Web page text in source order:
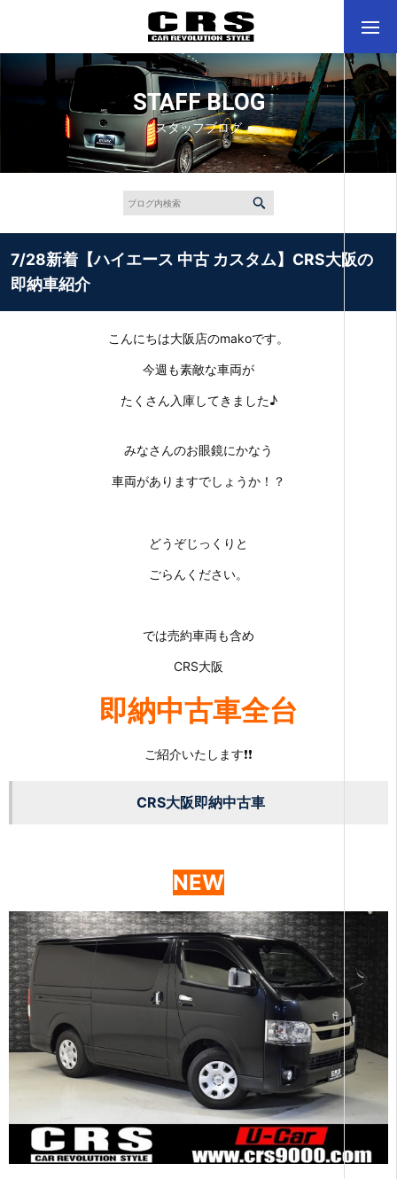
STAFF BLOG
スタッフブログ
7/28新着【ハイエース 中古 カスタム】CRS大阪の
即納車紹介
こんにちは大阪店のmakoです。
今週も素敵な車両が
たくさん入庫してきました♪
みなさんのお眼鏡にかなう
車両がありますでしょうか！？
どうぞじっくりと
ごらんください。
では売約車両も含め
CRS大阪
即納中古車全台
ご紹介いたします❗❗
CRS大阪即納中古車
NEW